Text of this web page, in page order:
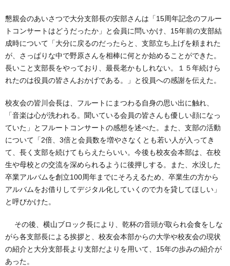
懇親会のあいさつで大分支部長の安部さんは「15周年記念のフルー
トコンサートはどうだったか」と会員に問いかけ、15年前の支部結
成時について「大分に戻るのだったらと、支部立ち上げを頼まれた
が、さっぱりな中で野原さんを相棒に何とか始めることができた。
長いこと支部長をやっており、最長老かもしれない。１５年続けら
れたのは役員の皆さんおかげである。」と役員への感謝を伝えた。
校友会の皆川会長は、フルートにまつわる自身の思い出に触れ、
「音楽は心が洗われる。聞いている会員の皆さんも優しい顔になっ
ていた」とフルートコンサートの感想を述べた。また、支部の活動
について「2倍、3倍と会員数を増やさなくとも若い人が入ってき
て、長く支部を続けてもらえたらいい。今後も校友会本部は、在校
生や母校との交流を深められるように後押しする。また、水没した
卒業アルバムを創立100周年までにそろえるため、卒業生の方から
アルバムをお借りしてデジタル化していくので力を貸してほしい」
と呼びかけた。
その後、横山ブロック長により、乾杯の音頭が取られ会食をしな
がら各支部長による挨拶と、校友会本部からの大学や校友会の現状
の紹介と大分支部長より支部だよりを用いて、15年の歩みの紹介が
あった。